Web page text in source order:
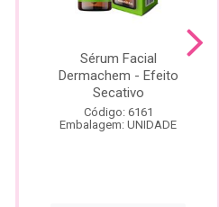
Sérum Facial
Dermachem - Efeito
Secativo
Código: 6161
Embalagem: UNIDADE